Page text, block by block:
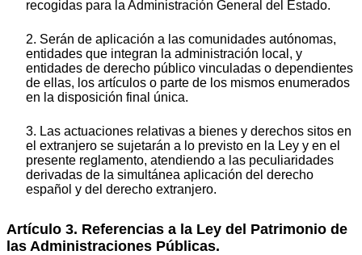
recogidas para la Administración General del Estado.
2. Serán de aplicación a las comunidades autónomas,
entidades que integran la administración local, y
entidades de derecho público vinculadas o dependientes
de ellas, los artículos o parte de los mismos enumerados
en la disposición final única.
3. Las actuaciones relativas a bienes y derechos sitos en
el extranjero se sujetarán a lo previsto en la Ley y en el
presente reglamento, atendiendo a las peculiaridades
derivadas de la simultánea aplicación del derecho
español y del derecho extranjero.
Artículo 3. Referencias a la Ley del Patrimonio de
las Administraciones Públicas.